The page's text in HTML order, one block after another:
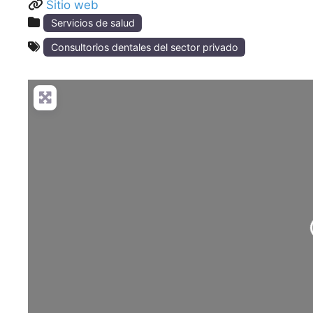
Sitio web
Servicios de salud
Consultorios dentales del sector privado